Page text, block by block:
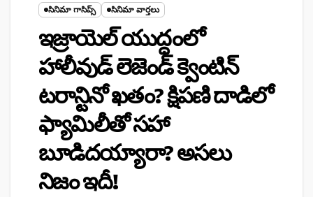
సినిమా గాసిప్స్ సినిమా వార్తలు
ఇజ్రాయెల్ యుద్ధంలో
హాలీవుడ్ లెజెండ్ క్వెంటిన్
టరాన్టినో ఖతం? క్షిపణి దాడిలో
ఫ్యామిలీతో సహా
బూడిదయ్యారా? అసలు
నిజం ఇదీ!